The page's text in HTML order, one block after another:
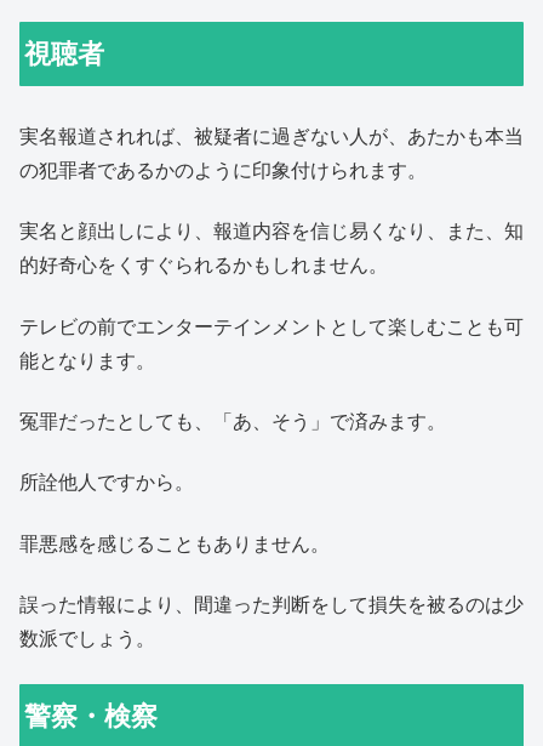
視聴者
実名報道されれば、被疑者に過ぎない人が、あたかも本当
の犯罪者であるかのように印象付けられます。
実名と顔出しにより、報道内容を信じ易くなり、また、知
的好奇心をくすぐられるかもしれません。
テレビの前でエンターテインメントとして楽しむことも可
能となります。
冤罪だったとしても、「あ、そう」で済みます。
所詮他人ですから。
罪悪感を感じることもありません。
誤った情報により、間違った判断をして損失を被るのは少
数派でしょう。
警察・検察